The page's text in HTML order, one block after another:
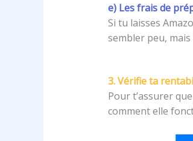
e) Les frais de
Si tu laisses
sembler peu, mais
3. Vérifie ta
Pour t’assurer
comment elle